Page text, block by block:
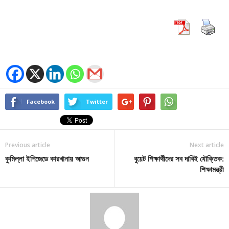
Facebook Twitter
Previous article
কুমিল্লা ইপিজেডে কারখানায় আগুন
Next article
বুয়েট শিক্ষার্থীদের সব দাবিই যৌক্তিক:
শিক্ষামন্ত্রী